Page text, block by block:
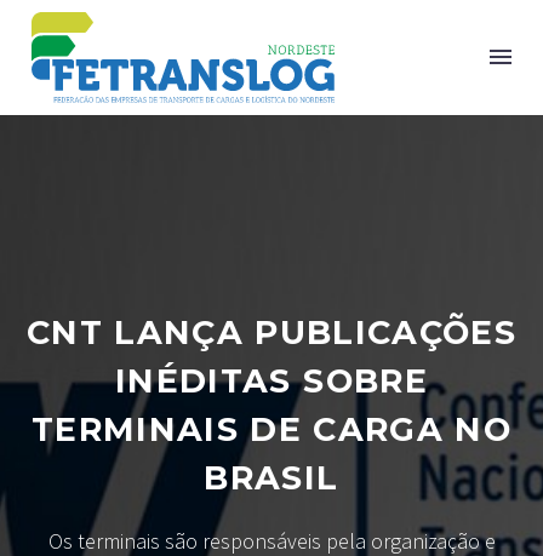
CNT LANÇA PUBLICAÇÕES
INÉDITAS SOBRE
TERMINAIS DE CARGA NO
BRASIL
Os terminais são responsáveis pela organização e